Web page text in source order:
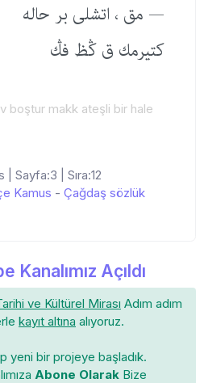
— مق ، اتشلی بر حاله
كتیرمك ق ڭظ فڭ
boştur makk ateşli bir hale
Sayfa:3 | Sıra:12
Kamus - Çağdaş sözlük
Kanalımız Açıldı
ve Kültürel Mirası Adım adım
kayıt altına alıyoruz.
yeni bir projeye başladık.
Abone Olarak Bize